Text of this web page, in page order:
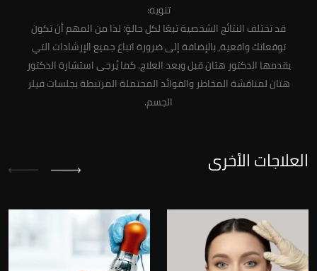
تنويه:
قد تختلف النتائج الشخصية تبعًا لكل حالةٍ؛ لذا من المهم أن تكون
توقعاتك واقعية، بالإضافة إلى ضرورة اتباع جميع الإرشادات التي
يقدمها الدكتور هتان قبل وبعد العلاج. كما يُرجى استشارة الدكتور
هتان لمناقشة المخاطر والفوائد المحتملة المرتبطة بجلسات فيلر
الجسم.
العلاجات الأخرى